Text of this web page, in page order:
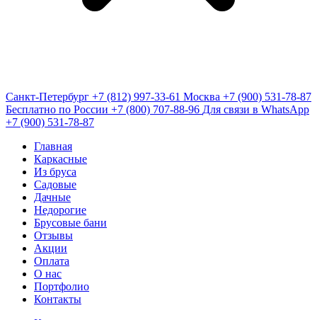
Санкт-Петербург +7 (812) 997-33-61 Москва +7 (900) 531-78-87
Бесплатно по России +7 (800) 707-88-96 Для связи в WhatsApp
+7 (900) 531-78-87
Главная
Каркасные
Из бруса
Садовые
Дачные
Недорогие
Брусовые бани
Отзывы
Акции
Оплата
О нас
Портфолио
Контакты